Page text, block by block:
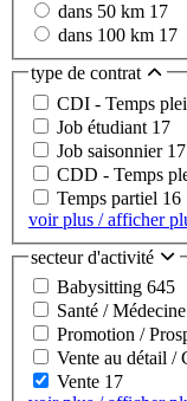
dans 50 km 17
dans 100 km 17
type de contrat
CDI - Temps
Job étudiant 17
Job saisonnier 17
CDD - Temps
Temps partiel 16
voir plus / afficher
secteur d'activité
Babysitting 645
Santé /
Promotion /
Vente au détail /
Vente 17